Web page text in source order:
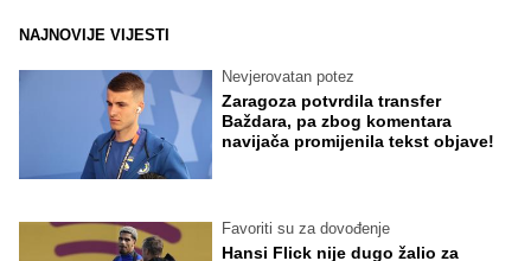
NAJNOVIJE VIJESTI
Nevjerovatan potez
Zaragoza potvrdila transfer
Baždara, pa zbog komentara
navijača promijenila tekst objave!
Favoriti su za dovođenje
Hansi Flick nije dugo žalio za